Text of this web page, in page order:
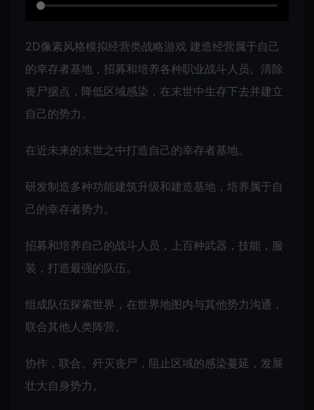
2D像素风格模拟经营类战略游戏 建造经营属于自己
的幸存者基地，招募和培养各种职业战斗人员。清除
丧尸据点，降低区域感染，在末世中生存下去并建立
自己的势力。
在近未来的末世之中打造自己的幸存者基地。
研发制造多种功能建筑升级和建造基地，培养属于自
己的幸存者势力。
招募和培养自己的战斗人员，上百种武器，技能，服
装，打造最强的队伍。
组成队伍探索世界，在世界地图内与其他势力沟通，
联合其他人类阵营。
协作，联合。歼灭丧尸，阻止区域的感染蔓延，发展
壮大自身势力。